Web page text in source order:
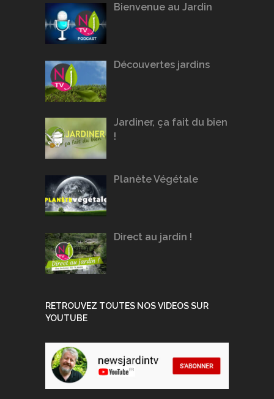
Bienvenue au Jardin
Découvertes jardins
Jardiner, ça fait du bien
!
Planète Végétale
Direct au jardin !
RETROUVEZ TOUTES NOS VIDEOS SUR
YOUTUBE